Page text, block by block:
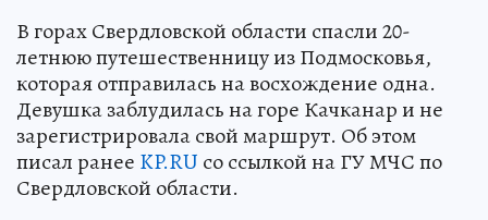
В горах Свердловской области спасли 20-
летнюю путешественницу из Подмосковья,
которая отправилась на восхождение одна.
Девушка заблудилась на горе Качканар и не
зарегистрировала свой маршрут. Об этом
писал ранее KP.RU со ссылкой на ГУ МЧС по
Свердловской области.